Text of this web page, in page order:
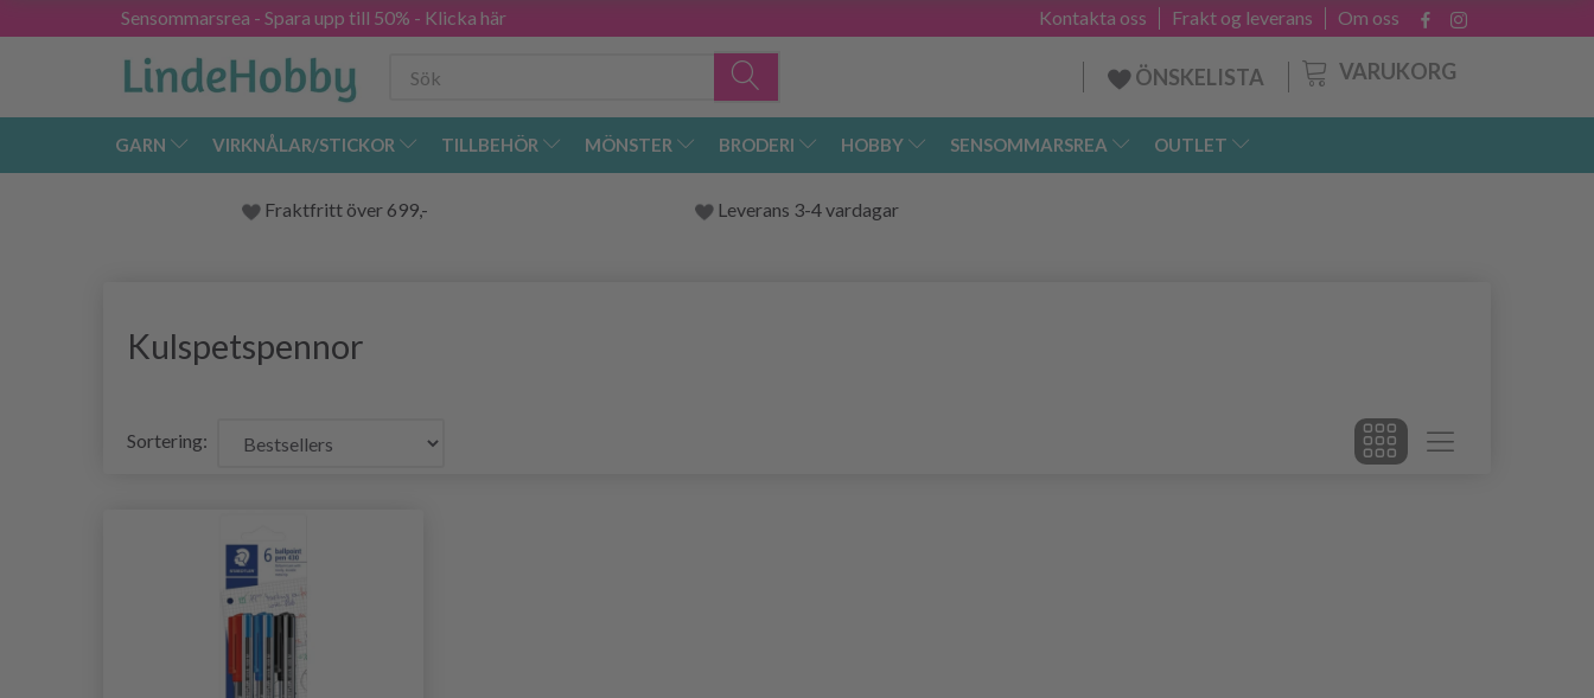
Sensommarsrea - Spara upp till 50% - Klicka här Om oss
Frakt og leverans
Kontakta oss
VARUKORG
ÖNSKELISTA
GARN VIRKNÅLAR/STICKOR TILLBEHÖR MÖNSTER BRODERI HOBBY SENSOMMARSREA OUTLET
Fraktfritt över 699,- Leverans 3-4 vardagar
Kulspetspennor
Sortering: